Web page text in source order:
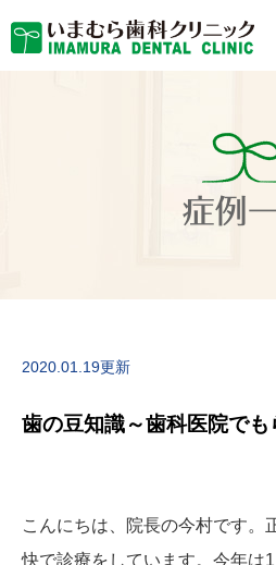
症例
2020.01.19更新
歯の豆知識～歯科医院でも
こんにちは、院長の今村です。
快で診療をしています。今年は